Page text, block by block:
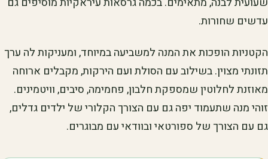
עדשים שחורות.
הקטניות הופכות את המנה למשביעה במיוחד, ומעניקות לה ערך
תזונתי מצוין. בשילוב עם הסולת ועם הירקות, מקבלים ארוחה
מאוזנת לחלוטין שמספקת חלבון, פחמימה, סיבים, וויטמינים.
זוהי מנה שתעמוד יפה גם עם הצורך הקלורי של ילדים גדלים,
גם עם הצורך של ספורטאי ובוודאי עם מבוגרים.